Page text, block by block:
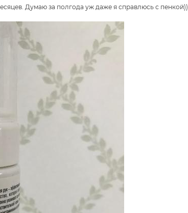
Думаю за полгода уж даже я справлюсь с пенкой))